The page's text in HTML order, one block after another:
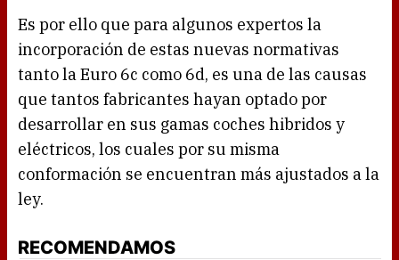
Es por ello que para algunos expertos la
incorporación de estas nuevas normativas
tanto la Euro 6c como 6d, es una de las causas
que tantos fabricantes hayan optado por
desarrollar en sus gamas coches hibridos y
eléctricos, los cuales por su misma
conformación se encuentran más ajustados a la
ley.
RECOMENDAMOS